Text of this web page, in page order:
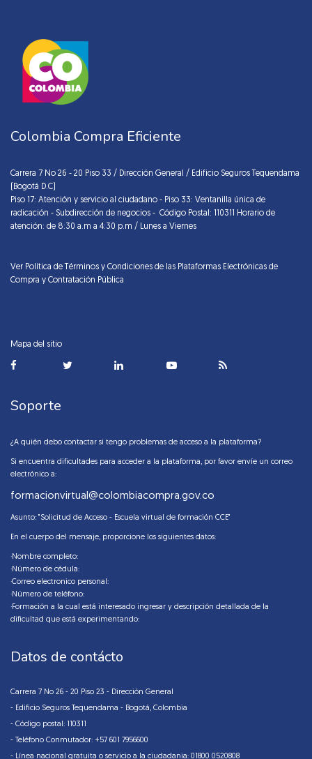
Colombia Compra Eficiente
Carrera 7 No 26 - 20 Piso 33 / Dirección General / Edificio Seguros Tequendama
(Bogotá D.C)
Piso 17: Atención y servicio al ciudadano - Piso 33: Ventanilla única de
radicación - Subdirección de negocios - Código Postal: 110311 Horario de
atención: de 8:30 a.m a 4:30 p.m / Lunes a Viernes
Ver Política de Términos y Condiciones de las Plataformas Electrónicas de
Compra y Contratación Pública
Mapa del sitio
Soporte
¿A quién debo contactar si tengo problemas de acceso a la plataforma?
Si encuentra dificultades para acceder a la plataforma, por favor envíe un correo
electrónico a:
formacionvirtual@colombiacompra.gov.co
Asunto: "Solicitud de Acceso - Escuela virtual de formación CCE"
En el cuerpo del mensaje, proporcione los siguientes datos:
·Nombre completo:
·Número de cédula:
·Correo electronico personal:
·Número de teléfono:
·Formación a la cual está interesado ingresar y descripción detallada de la
dificultad que está experimentando:
Datos de contácto
Carrera 7 No 26 - 20 Piso 23 - Dirección General
- Edificio Seguros Tequendama - Bogotá, Colombia
- Código postal: 110311
- Teléfono Conmutador: +57 601 7956600
- Línea nacional gratuita o servicio a la ciudadania: 01800 0520808